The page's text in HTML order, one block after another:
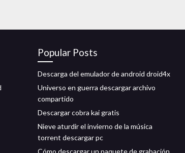
Popular Posts
Descarga del emulador de android droid4x
Universo en guerra descargar archivo
compartido
Descargar cobra kai gratis
Nieve aturdir el invierno de la música
torrent descargar pc
Cómo descargar un paquete de grabación